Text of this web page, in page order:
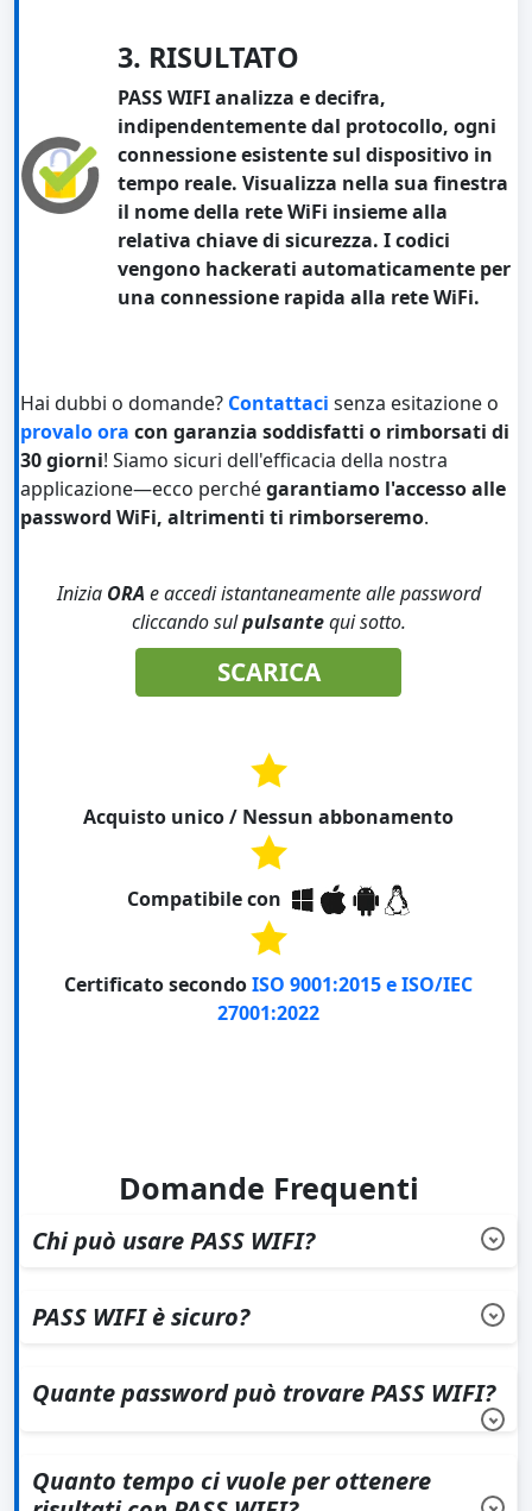
3. RISULTATO
PASS WIFI analizza e decifra,
indipendentemente dal protocollo, ogni
connessione esistente sul dispositivo in
tempo reale. Visualizza nella sua finestra
il nome della rete WiFi insieme alla
relativa chiave di sicurezza. I codici
vengono hackerati automaticamente per
una connessione rapida alla rete WiFi.
Hai dubbi o domande? Contattaci senza esitazione o
provalo ora con garanzia soddisfatti o rimborsati di
30 giorni! Siamo sicuri dell'efficacia della nostra
applicazione—ecco perchégarantiamo l'accesso alle
password WiFi, altrimenti ti rimborseremo.
Inizia ORA e accedi istantaneamente alle password
cliccando sulpulsantequi sotto.
SCARICA
Acquisto unico / Nessun abbonamento
Compatibile con
Certificato secondoISO 9001:2015 e ISO/IEC
27001:2022
Domande Frequenti
Chi può usare PASS WIFI?
accedere a reti WiFi per le quali dispone
PASS WIFI è sicuro?
Quante password può trovare PASS WIFI?
Quanto tempo ci vuole per ottenere